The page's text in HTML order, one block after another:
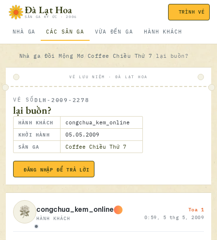
Bỏ qua nội dungĐà Lạt Hoa
SÂN GA KÝ ỨC · 2006
NHÀ GA CÁC SÂN GA VỪA ĐẾN GA HÀNH KHÁCH
TRÌNH VÉ
Nhà ga Đồi Mộng Mơ Coffee Chiều Thứ 7 lại buồn?
VÉ LƯU NIỆM · ĐÀ LẠT HOA
VÉ SỐ DLH-2009-2278
lại buồn?
HÀNH KHÁCH congchua_kem_online
KHỞI HÀNH 05.05.2009
SÂN GA Coffee Chiều Thứ 7
ĐĂNG NHẬP ĐỂ TRẢ LỜI
Ngoại tuyến
congchua_kem_online
HÀNH KHÁCH
Toa 1
0:59, 5 thg 5, 2009